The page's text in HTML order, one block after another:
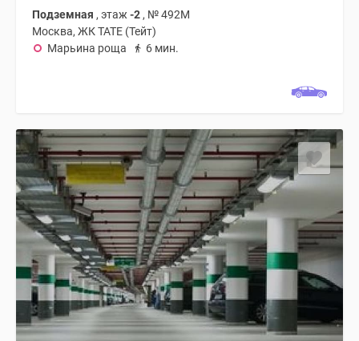
Подземная , этаж -2 , № 492М
Москва, ЖК TATE (Тейт)
Марьина роща
6 мин.